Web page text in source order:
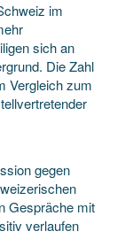
im
sich an
Die Zahl
Vergleich zum
gegen
Gespräche mit
verlaufen